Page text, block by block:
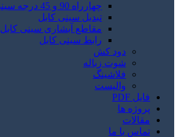
چهارراه 90 و 45 درجه سینی کابل
تبدیل سینی کابل
مقاطع آبشاری سینی کابل
رابط سینی کابل
دود کش
شوت زباله
فلاشینگ
والپست
فایل PDF
پروژه ها
مقالات
تماس با ما